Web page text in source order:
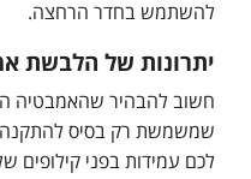
להשתמש בחדר הרחצה.
יתרונות של הלבשת
חשוב להבהיר שהאמבטיה
שמשמשת רק בסיס להתקנה.
לכם עמידות בפני קילופים